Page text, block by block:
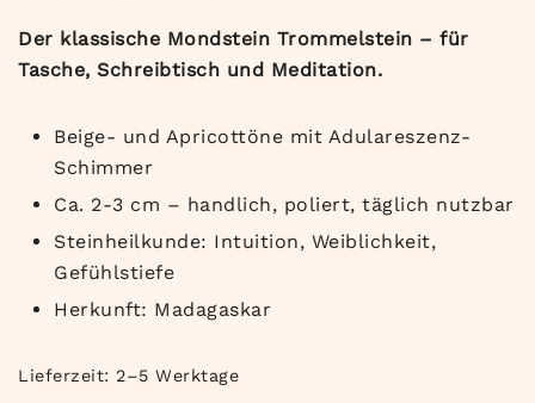
Der klassische Mondstein Trommelstein – für
Tasche, Schreibtisch und Meditation.
Beige- und Apricottöne mit Adulareszenz-
Schimmer
Ca. 2-3 cm – handlich, poliert, täglich nutzbar
Steinheilkunde: Intuition, Weiblichkeit,
Gefühlstiefe
Herkunft: Madagaskar
Lieferzeit: 2–5 Werktage